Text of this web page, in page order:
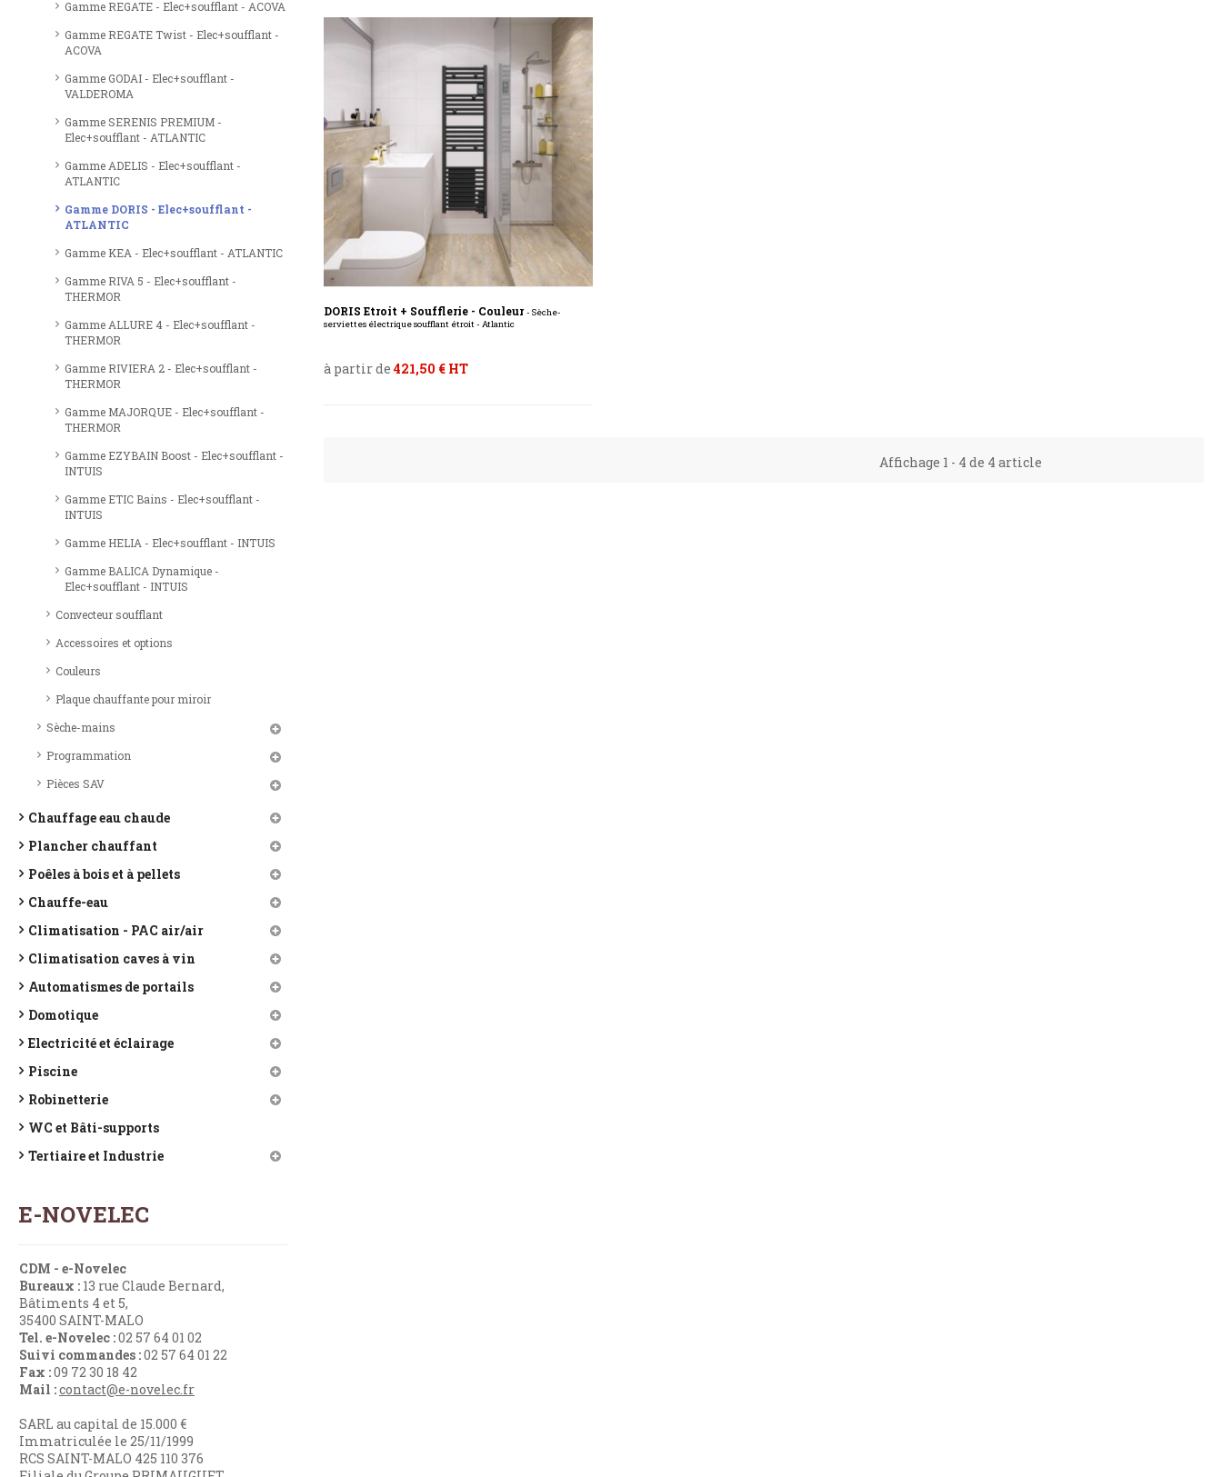
Gamme REGATE - Elec+soufflant - ACOVA
Gamme REGATE Twist - Elec+soufflant -
ACOVA
Gamme GODAI - Elec+soufflant -
VALDEROMA
Gamme SERENIS PREMIUM -
Elec+soufflant - ATLANTIC
Gamme ADELIS - Elec+soufflant -
ATLANTIC
Gamme DORIS - Elec+soufflant -
ATLANTIC
Gamme KEA - Elec+soufflant - ATLANTIC
Gamme RIVA 5 - Elec+soufflant -
THERMOR
Gamme ALLURE 4 - Elec+soufflant -
THERMOR
Gamme RIVIERA 2 - Elec+soufflant -
THERMOR
Gamme MAJORQUE - Elec+soufflant -
THERMOR
Gamme EZYBAIN Boost - Elec+soufflant -
INTUIS
Gamme ETIC Bains - Elec+soufflant -
INTUIS
Gamme HELIA - Elec+soufflant - INTUIS
Gamme BALICA Dynamique -
Elec+soufflant - INTUIS
Convecteur soufflant
Accessoires et options
Couleurs
Plaque chauffante pour miroir
Sèche-mains
Programmation
Pièces SAV
Chauffage eau chaude
Plancher chauffant
Poêles à bois et à pellets
Chauffe-eau
Climatisation - PAC air/air
Climatisation caves à vin
Automatismes de portails
Domotique
Electricité et éclairage
Piscine
Robinetterie
WC et Bâti-supports
Tertiaire et Industrie
E-NOVELEC
CDM - e-Novelec
Bureaux : 13 rue Claude Bernard,
Bâtiments 4 et 5,
35400 SAINT-MALO
Tel. e-Novelec :02 57 64 01 02
Suivi commandes :02 57 64 01 22
Fax :09 72 30 18 42
Mail :contact@e-novelec.fr
SARL au capital de 15.000 €
Immatriculée le 25/11/1999
RCS SAINT-MALO 425 110 376
DORIS Etroit + Soufflerie - Couleur- Sèche-
serviettes électrique soufflant étroit - Atlantic
à partir de 421,50 € HT
Affichage 1 - 4 de 4 article